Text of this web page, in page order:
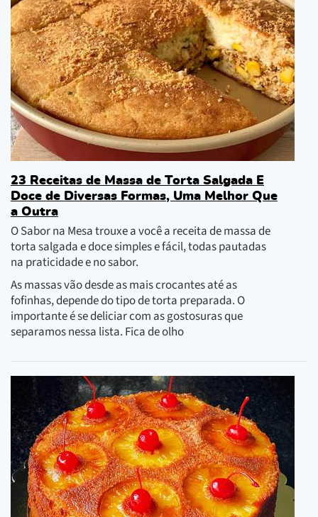
23 Receitas de Massa de Torta Salgada E
Doce de Diversas Formas, Uma Melhor Que
a Outra
O Sabor na Mesa trouxe a você a receita de massa de
torta salgada e doce simples e fácil, todas pautadas
na praticidade e no sabor.
As massas vão desde as mais crocantes até as
fofinhas, depende do tipo de torta preparada. O
importante é se deliciar com as gostosuras que
separamos nessa lista. Fica de olho